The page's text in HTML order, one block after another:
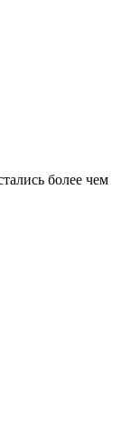
более чем